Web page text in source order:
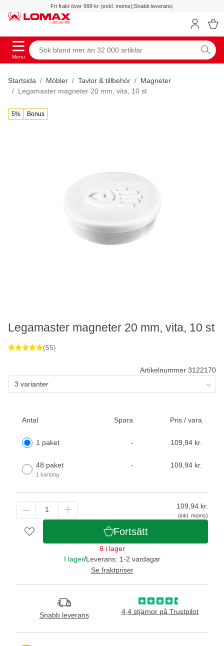
Fri frakt över 999 kr (exkl. moms)|Snabb leverans|
Menu
Startsida Möbler Tavlor & tillbehör
Magneter
Legamaster magneter 20 mm, vita, 10 st
5% Bonus
Artikelnummer 3122170
3 varianter
Antal Spara Pris / vara
1 paket - 109,94 kr.
48 paket
1 kartong
- 109,94 kr.
109,94 kr.
(inkl. moms)
Fortsätt
6 i lager
I lager/Leverans: 1-2 vardagar
Se fraktpriser
Snabb leverans 4,4 stjärnor på Trustpilot
Legamaster magneter 20 mm, vita, 10 st
(55)